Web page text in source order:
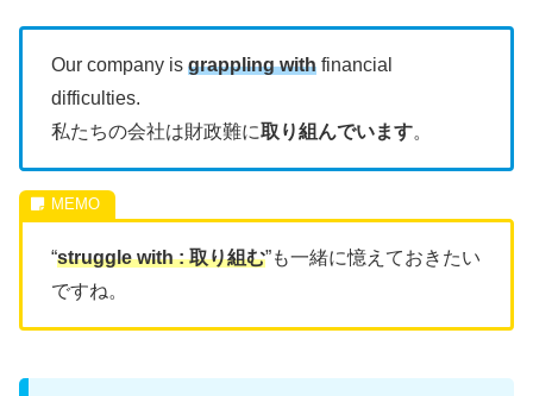
Our company is grappling with financial
difficulties.
私たちの会社は財政難に取り組んでいます。
“struggle with : 取り組む”も一緒に憶えておきたい
ですね。